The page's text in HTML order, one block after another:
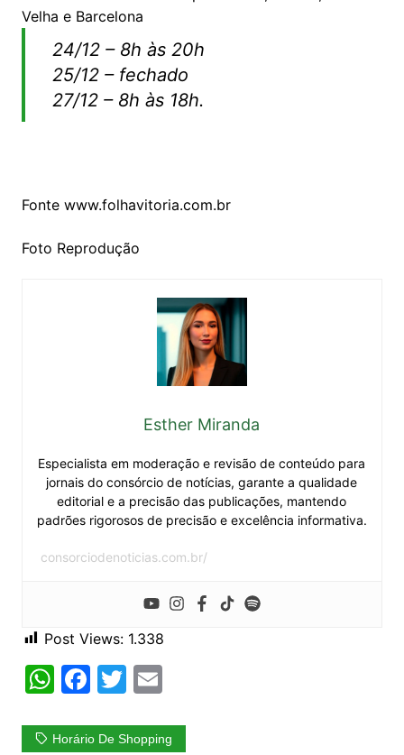
Velha e Barcelona
24/12 – 8h às 20h
25/12 – fechado
27/12 – 8h às 18h.
Fonte www.folhavitoria.com.br
Foto Reprodução
Esther Miranda
Especialista em moderação e revisão de conteúdo para
jornais do consórcio de notícias, garante a qualidade
editorial e a precisão das publicações, mantendo
padrões rigorosos de precisão e excelência informativa.
consorciodenoticias.com.br/
Post Views: 1.338
W
at
F
c
T
itt
E
ai
Horário De Shopping